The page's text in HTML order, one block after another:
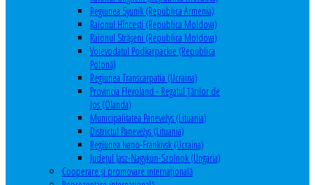
Regiunea Syunik (Republica Armenia)
Raionul Hîncești (Republica Moldova)
Raionul Străşeni (Republica Moldova)
Voievodatul Podkarpackie (Republica
Polonă)
Regiunea Transcarpatia (Ucraina)
Provincia Flevoland - Regatul Ţărilor de
Jos (Olanda)
Municipalitatea Panevėžys (Lituania)
Districtul Panevėžys (Lituania)
Regiunea Ivano-Frankivsk (Ucraina)
Judeţul Jasz-Nagykun-Szolnok (Ungaria)
Cooperare şi promovare internaţională